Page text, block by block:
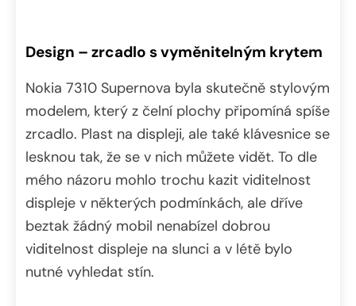
Design – zrcadlo s vyměnitelným krytem
Nokia 7310 Supernova byla skutečně stylovým
modelem, který z čelní plochy připomíná spíše
zrcadlo. Plast na displeji, ale také klávesnice se
lesknou tak, že se v nich můžete vidět. To dle
mého názoru mohlo trochu kazit viditelnost
displeje v některých podmínkách, ale dříve
beztak žádný mobil nenabízel dobrou
viditelnost displeje na slunci a v létě bylo
nutné vyhledat stín.